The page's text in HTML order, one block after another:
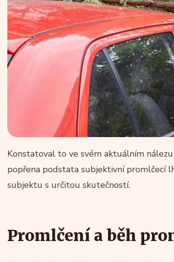
Konstatoval to ve svém aktuálním
popřena podstata subjektivní promlčecí
subjektu s určitou skutečností.
Promlčení a běh